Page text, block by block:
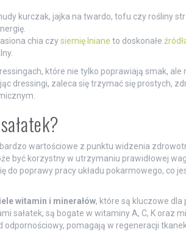
kurczak, jajka na twardo, tofu czy rośliny
chia czysiemię lniane to doskonałe
które nie tylko poprawiają smak,
dressingi, zaleca się trzymać się prostych,
wartościowe z punktu widzenia
być korzystny w utrzymaniu prawidłowej
do poprawy pracy układu pokarmowego, co
witamin i minerałów, które są kluczowe dla
sałatek, są bogate w witaminy A, C, K oraz
odpornościowy, pomagają w regeneracji